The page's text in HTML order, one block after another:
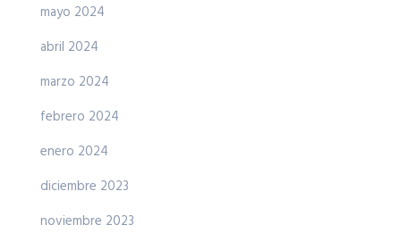
mayo 2024
abril 2024
marzo 2024
febrero 2024
enero 2024
diciembre 2023
noviembre 2023